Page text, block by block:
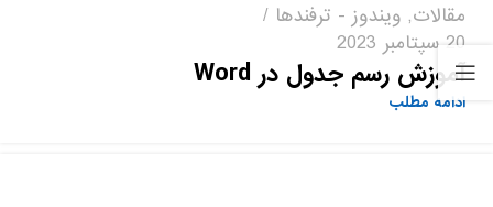
مقالات, ویندوز - ترفندها
20 سپتامبر 2023
آموزش رسم جدول در Word
ادامه مطلب